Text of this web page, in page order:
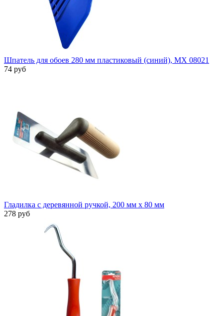
Шпатель для обоев 280 мм пластиковый (синий), MX 08021
74 руб
Гладилка с деревянной ручкой, 200 мм x 80 мм
278 руб